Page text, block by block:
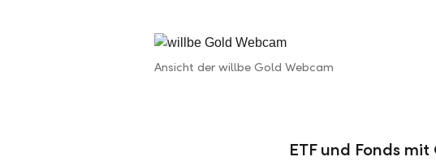
Ansicht der willbe Gold Webcam
ETF und Fonds